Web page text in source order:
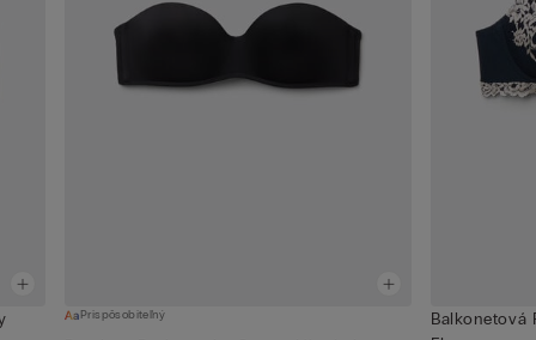
Prispôsobiteľný
Balkonetová